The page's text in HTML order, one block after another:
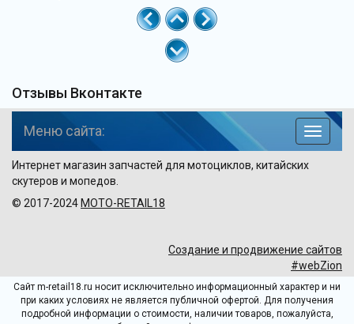
Отзывы Вконтакте
по
Меню сайта:
Интернет магазин запчастей для мотоциклов, китайских
скутеров и мопедов.
© 2017-2024 MOTO-RETAIL18
Создание и продвижение сайтов
#webZion
Сайт m-retail18.ru носит исключительно информационный характер и ни
при каких условиях не является публичной офертой. Для получения
подробной информации о стоимости, наличии товаров, пожалуйста,